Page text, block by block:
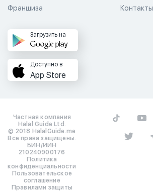
Контакты
Франшиза
Загрузить на
Доступно в
App Store
Частная компания
Halal Guide Ltd.
© 2018 HalalGuide.me
Все права защищены.
БИН/ИИН
210240900176
Политика
конфиденциальности
Пользовательское
соглашение
Правилами защиты